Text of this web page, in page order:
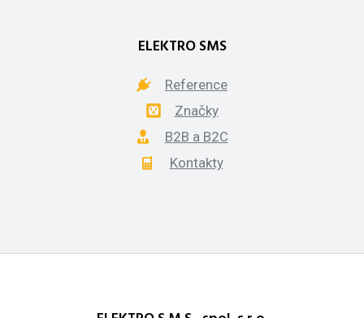
ELEKTRO SMS
Reference
Značky
B2B a B2C
Kontakty